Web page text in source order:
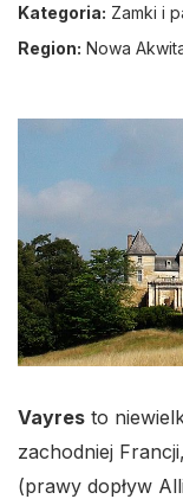
Kategoria: Zamki i
Region: Nowa
Vayres to
zachodniej
(prawy dopływ